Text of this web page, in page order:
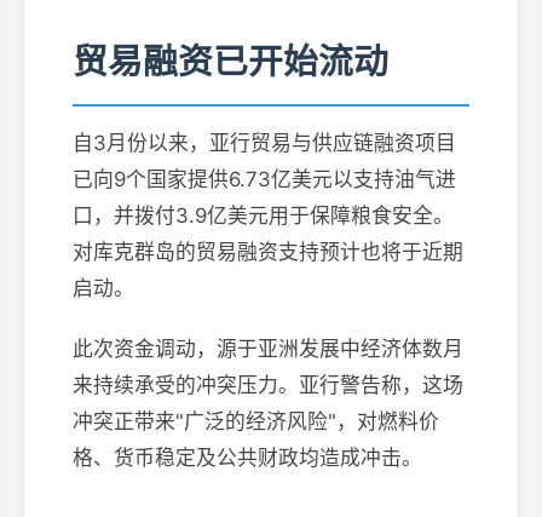
贸易融资已开始流动
自3月份以来，亚行贸易与供应链融资项目
已向9个国家提供6.73亿美元以支持油气进
口，并拨付3.9亿美元用于保障粮食安全。
对库克群岛的贸易融资支持预计也将于近期
启动。
此次资金调动，源于亚洲发展中经济体数月
来持续承受的冲突压力。亚行警告称，这场
冲突正带来"广泛的经济风险"，对燃料价
格、货币稳定及公共财政均造成冲击。